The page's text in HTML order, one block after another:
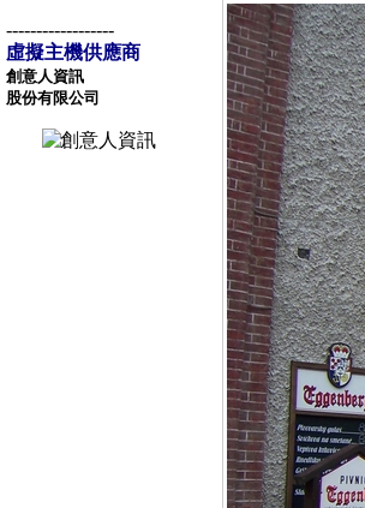
------------------
虛擬主機供應商
創意人資訊
股份有限公司